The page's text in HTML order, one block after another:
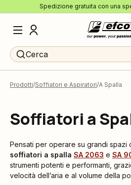
Spedizione gratuita con una
Cerca
Prodotti Soffiatori e Aspiratori A Spalla
Soffiatori a
Pensati per operare su grandi spazi
soffiatori a spalla SA 2063 e SA
strumenti potenti e performanti,
velocità dell’aria e al volume della